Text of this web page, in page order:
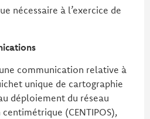
nécessaire à l’exercice de
communication relative à
unique de cartographie
déploiement du réseau
(CENTIPOS),